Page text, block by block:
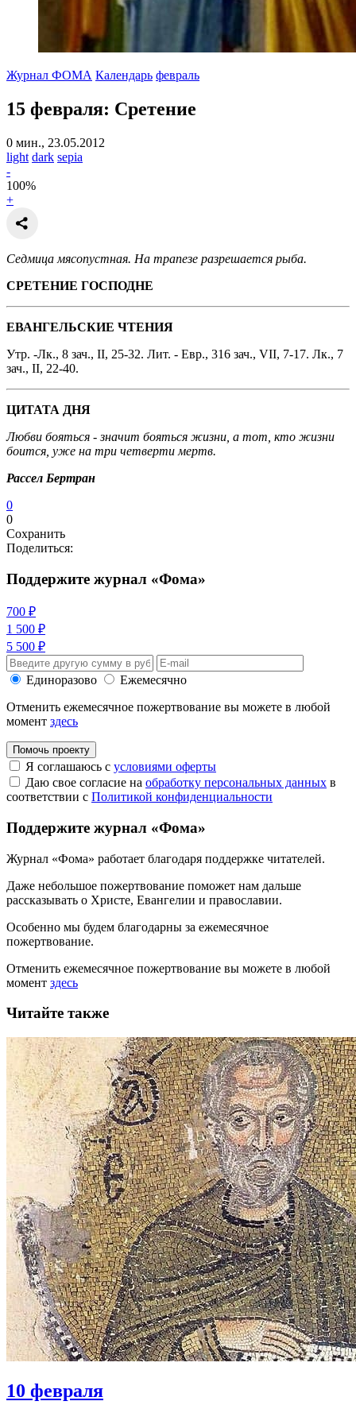
Журнал ФОМА Календарь февраль
15 февраля: Сретение
0 мин., 23.05.2012
light dark sepia
-
100%
+
Седмица мясопустная. На трапезе разрешается рыба.
СРЕТЕНИЕ ГОСПОДНЕ
ЕВАНГЕЛЬСКИЕ ЧТЕНИЯ
Утр. -Лк., 8 зач., II, 25-32. Лит. - Евр., 316 зач., VII, 7-17. Лк., 7
зач., II, 22-40.
ЦИТАТА ДНЯ
Любви бояться - значит бояться жизни, а тот, кто жизни
боится, уже на три четверти мертв.
Рассел Бертран
0
0
Сохранить
Поделиться:
Поддержите журнал «Фома»
700 ₽
1 500 ₽
5 500 ₽
Единоразово
Ежемесячно
Отменить ежемесячное пожертвование вы можете в любой
момент здесь
Помочь проекту
Я соглашаюсь с условиями оферты
Даю свое согласие на обработку персональных данных в
соответствии с Политикой конфиденциальности
Поддержите журнал «Фома»
Журнал «Фома» работает благодаря поддержке читателей.
Даже небольшое пожертвование поможет нам дальше
рассказывать о Христе, Евангелии и православии.
Особенно мы будем благодарны за ежемесячное
пожертвование.
Отменить ежемесячное пожертвование вы можете в любой
момент здесь
Читайте также
10 февраля